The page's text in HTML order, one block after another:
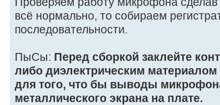
всё нормально, то собираем
последовательности.
ПыСы: Перед сборкой заклейте
либо диэлектрическим
для того, что бы выводы
металлического экрана на плате.